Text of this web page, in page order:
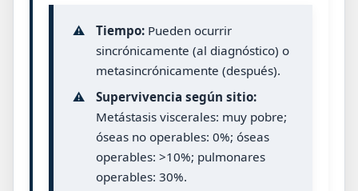
⚠️ Tiempo:Pueden ocurrir
sincrónicamente (al diagnóstico) o
metasincrónicamente (después).
⚠️
Supervivencia según sitio:
Metástasis viscerales: muy pobre;
óseas no operables: 0%; óseas
operables: >10%; pulmonares
operables: 30%.